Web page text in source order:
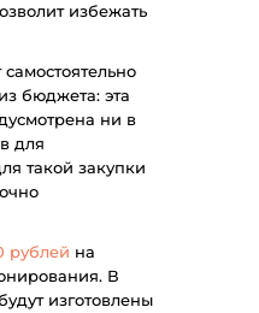
рублей на
В
изготовлены
бюджета: эта
ни в
для
такой закупки
избежать